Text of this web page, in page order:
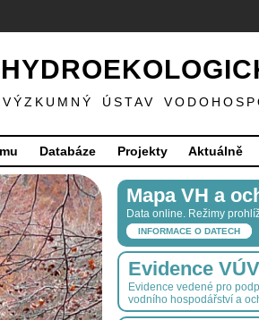
VÝZKUMNÝ ÚSTAV
Databáze Projekty Aktuálně